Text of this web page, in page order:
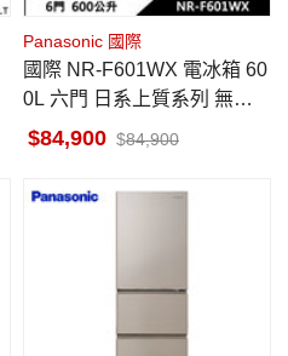
Panasonic 國際
國際 NR-F601WX 電冰箱 60
0L 六門 日系上質系列 無邊
框鏡面/玻璃 雲霧灰
84,900 84,900